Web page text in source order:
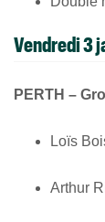
Vendredi 3
PERTH –
Loïs
Arthur